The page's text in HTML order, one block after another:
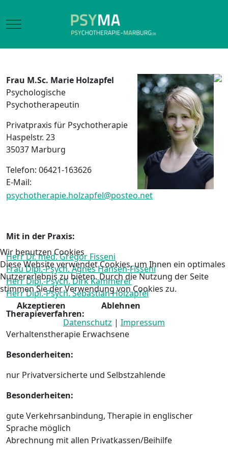
Mobile Menu Toggle
Frau M.Sc. Marie Holzapfel
Psychologische
Psychotherapeutin
Privatpraxis für Psychotherapie
Haspelstr. 23
35037 Marburg
Telefon: 06421-163626
E-Mail:
psychotherapie.holzapfel@posteo.net
Mit in der Praxis:
Herr Dr. med. Gregor Fisseni
Frau Dipl.-Psych. Agnes Hansen-Fisseni
Herr Dipl.-Psych. Dirk Kammerer
Herr Dipl.-Psych. Sebastian Holzapfel
Therapieverfahren:
Verhaltenstherapie Erwachsene
Besonderheiten:
nur Privatversicherte und Selbstzahlende
Besonderheiten:
gute Verkehrsanbindung, Therapie in englischer
Sprache möglich
Abrechnung mit allen Privatkassen/Beihilfe
Wir benutzen Cookies
Diese Website verwendet Cookies, um Ihnen ein optimales
Nutzererlebnis zu bieten. Durch die Nutzung der Seite
stimmen Sie der Verwendung von Cookies zu.
Akzeptieren
Ablehnen
Datenschutz | Impressum